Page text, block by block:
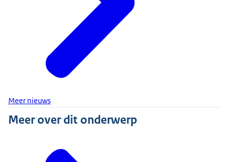
Meer nieuws
Meer over dit onderwerp